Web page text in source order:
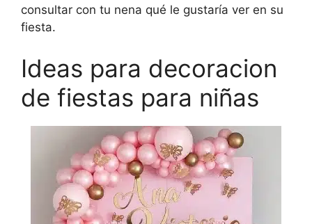
consultar con tu nena qué le gustaría ver en su
fiesta.
Ideas para decoracion
de fiestas para niñas